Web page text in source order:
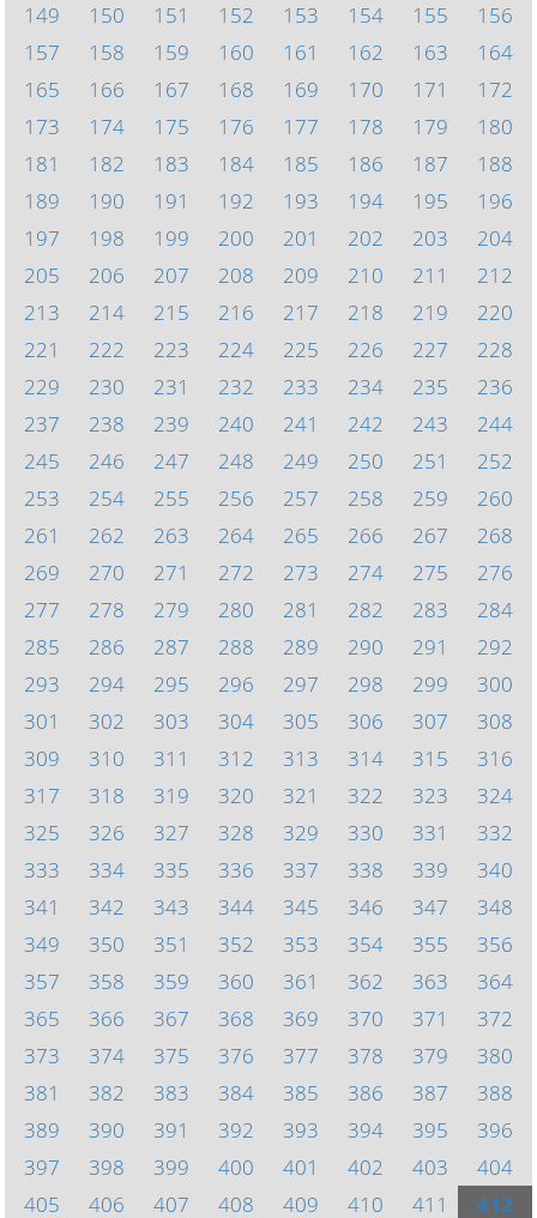
149
150 151 152 153 154 155
156
157
158 159 160 161 162 163
164
165
166 167 168 169 170 171
172
173
174 175 176 177 178 179
180
181
182 183 184 185 186 187
188
189
190 191 192 193 194 195
196
197
198 199 200 201 202 203
204
205
206 207 208 209 210 211
212
213
214 215 216 217 218 219
220
221
222 223 224 225 226 227
228
229
230 231 232 233 234 235
236
237
238 239 240 241 242 243
244
245
246 247 248 249 250 251
252
253
254 255 256 257 258 259
260
261
262 263 264 265 266 267
268
269
270 271 272 273 274 275
276
277
278 279 280 281 282 283
284
285
286 287 288 289 290 291
292
293
294 295 296 297 298 299
300
301
302 303 304 305 306 307
308
309
310 311 312 313 314 315
316
317
318 319 320 321 322 323
324
325
326 327 328 329 330 331
332
333
334 335 336 337 338 339
340
341
342 343 344 345 346 347
348
349
350 351 352 353 354 355
356
357
358 359 360 361 362 363
364
365
366 367 368 369 370 371
372
373
374 375 376 377 378 379
380
381
382 383 384 385 386 387
388
389
390 391 392 393 394 395
396
397
398 399 400 401 402 403
404
405
406 407 408 409 410 411 412